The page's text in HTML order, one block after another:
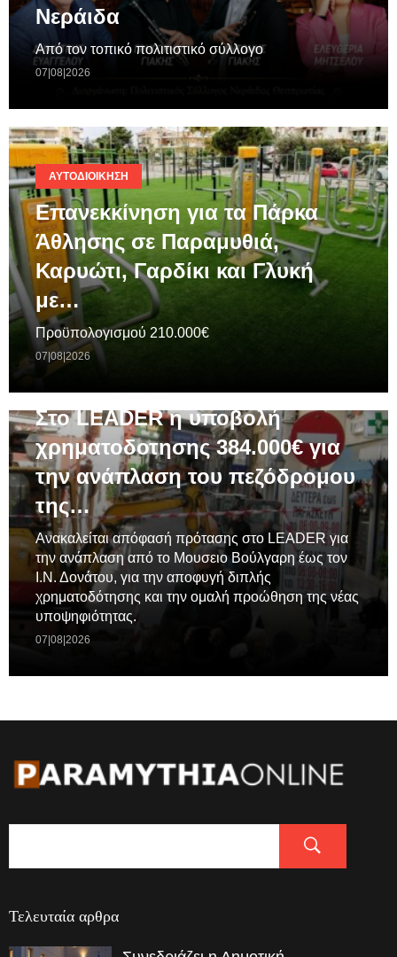
Νεράιδα
Από τον τοπικό πολιτιστικό σύλλογο
07|08|2026
ΑΥΤΟΔΙΟΊΚΗΣΗ
Επανεκκίνηση για τα Πάρκα
Άθλησης σε Παραμυθιά,
Καρυώτι, Γαρδίκι και Γλυκή
με…
Προϋπολογισμού 210.000€
07|08|2026
Στο LEADER η υποβολή
χρηματοδοτησης 384.000€ για
την ανάπλαση του πεζόδρομου
της…
Ανακαλείται απόφασή πρότασης στο LEADER για
την ανάπλαση από το Μουσειο Βούλγαρη έως τον
Ι.Ν. Δονάτου, για την αποφυγή διπλής
χρηματοδότησης και την ομαλή προώθηση της νέας
υποψηφιότητας.
07|08|2026
Τελευταία αρθρα